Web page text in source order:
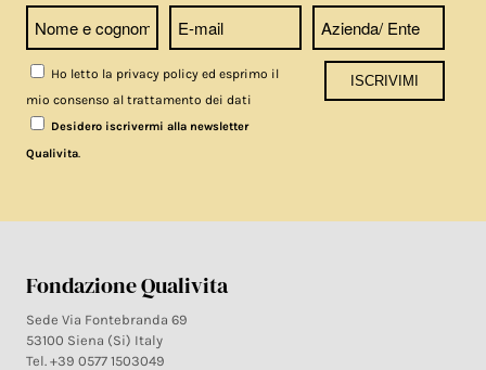
Ho letto la privacy policy ed esprimo il
mio consenso al trattamento dei dati
Desidero iscrivermi alla newsletter
Qualivita
Fondazione Qualivita
Sede Via Fontebranda 69
53100 Siena (Si) Italy
Tel. +39 0577 1503049